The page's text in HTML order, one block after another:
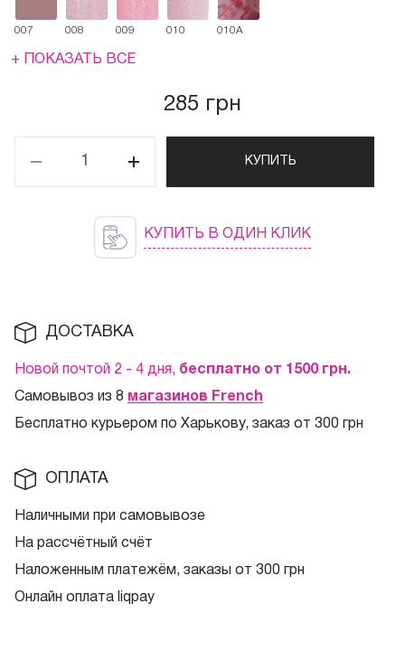
007 008 009 010 010A
+ ПОКАЗАТЬ ВСЕ
285 грн
КУПИТЬ
КУПИТЬ В ОДИН КЛИК
ДОСТАВКА
Новой почтой 2 - 4 дня, бесплатно от 1500 грн.
Самовывоз из 8 магазинов French
Бесплатно курьером по Харькову, заказ от 300 грн
ОПЛАТА
Наличными при самовывозе
На рассчётный счёт
Наложенным платежём, заказы от 300 грн
Онлайн оплата liqpay